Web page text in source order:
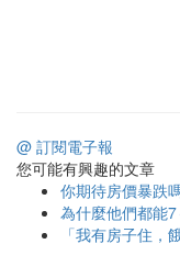
@ 訂閱電子報
您可能有興趣的文章
你期待房價暴跌
為什麼他們都能
「我有房子住，